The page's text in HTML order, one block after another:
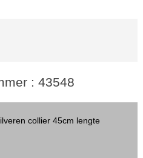
: 43548
collier 45cm lengte